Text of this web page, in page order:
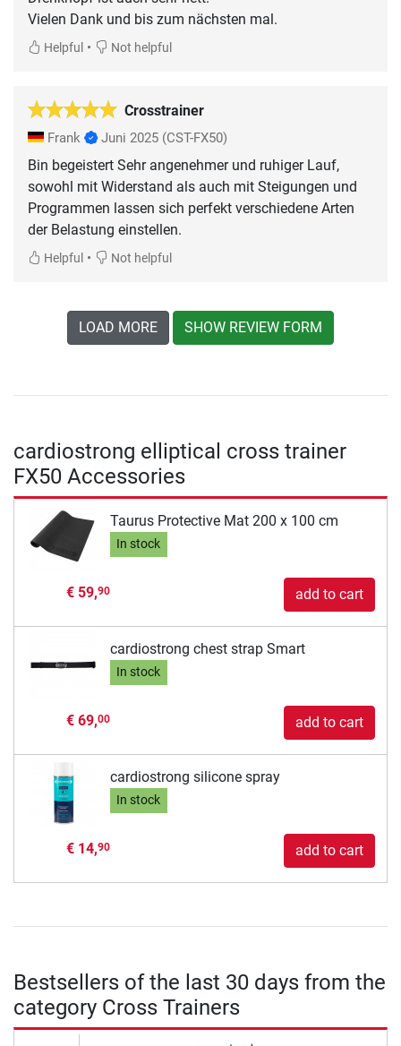
Helpful • Not helpful
Crosstrainer
Frank Juni 2025 (CST-FX50)
Bin begeistert Sehr angenehmer und ruhiger Lauf,
sowohl mit Widerstand als auch mit Steigungen und
Programmen lassen sich perfekt verschiedene Arten
der Belastung einstellen.
Helpful • Not helpful
LOAD MORE SHOW REVIEW FORM
cardiostrong elliptical cross trainer
FX50 Accessories
Taurus Protective Mat 200 x 100 cm
In stock
€ 59,90 add to cart
cardiostrong chest strap Smart
In stock
€ 69,00 add to cart
cardiostrong silicone spray
In stock
€ 14,90 add to cart
Bestsellers of the last 30 days from the
category Cross Trainers